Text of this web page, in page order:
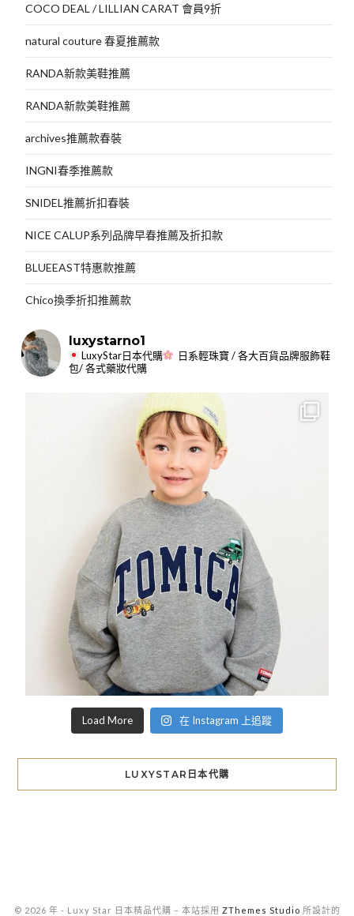
COCO DEAL / LILLIAN CARAT 會員9折
natural couture 春夏推薦款
RANDA新款美鞋推薦
RANDA新款美鞋推薦
archives推薦款春裝
INGNI春季推薦款
SNIDEL推薦折扣春裝
NICE CALUP系列品牌早春推薦及折扣款
BLUEEAST特惠款推薦
Chico換季折扣推薦款
luxystarno1
LuxyStar日本代購
日系輕珠寶 / 各大百貨品牌服飾鞋
包/ 各式藥妝代購
Load More 在 Instagram 上追蹤
LUXYSTAR日本代購
© 2026 年 - Luxy Star 日本精品代購 – 本站採用 ZThemes Studio 所設計的